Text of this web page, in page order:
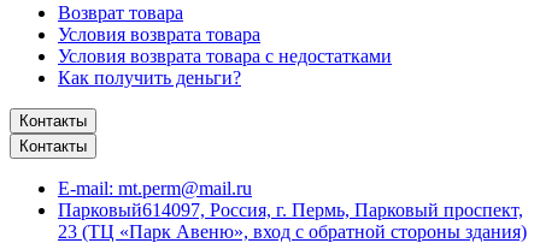
Возврат товара
Условия возврата товара
Условия возврата товара с недостатками
Как получить деньги?
Контакты
Контакты
E-mail: mt.perm@mail.ru
Парковый614097, Россия, г. Пермь, Парковый проспект,
23 (ТЦ «Парк Авеню», вход с обратной стороны здания)